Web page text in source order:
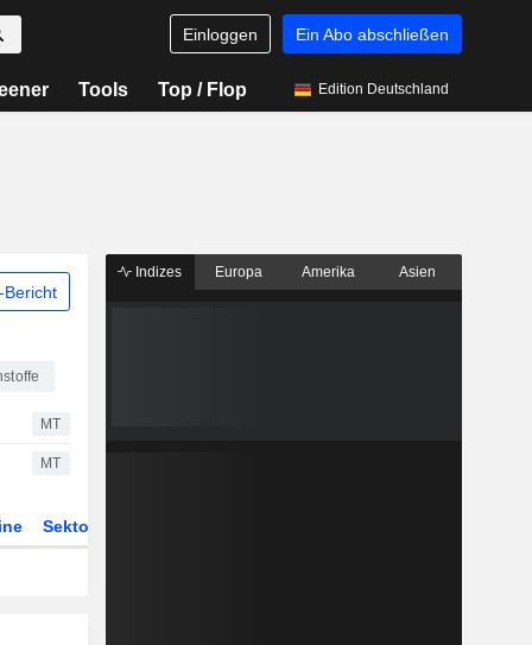
Einloggen Ein Abo abschließen
Tools Top / Flop Edition Deutschland
Bericht
MT
MT
Sektor
Indizes Europa Amerika Asien